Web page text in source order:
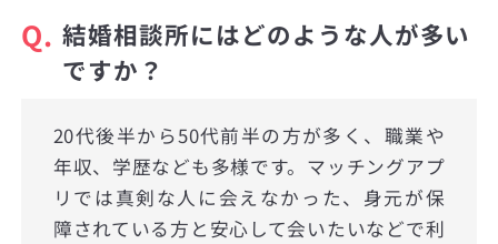
Q. 結婚相談所にはどのような人が多い
ですか？
20代後半から50代前半の方が多く、職業や
年収、学歴なども多様です。マッチングアプ
リでは真剣な人に会えなかった、身元が保
障されている方と安心して会いたいなどで利